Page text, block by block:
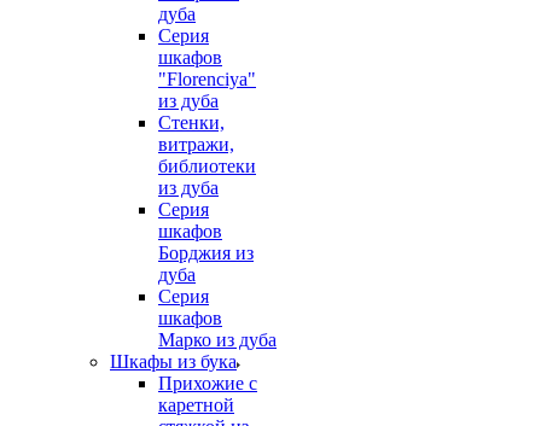
дуба
Серия
шкафов
"Florenciya"
из дуба
Стенки,
витражи,
библиотеки
из дуба
Серия
шкафов
Борджия из
дуба
Серия
шкафов
Марко из дуба
Шкафы из бука
Прихожие с
каретной